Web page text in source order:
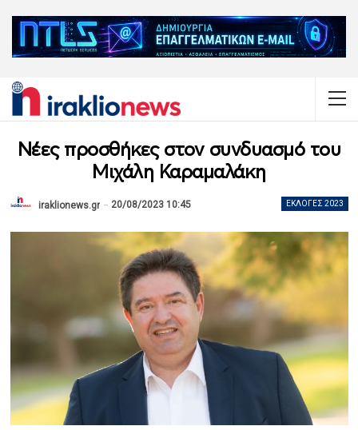
Νέες προσθήκες στον συνδυασμό του
Μιχάλη Καραμαλάκη
ΕΚΛΟΓΈΣ 2023
iraklionews.gr 20/08/2023 10:45